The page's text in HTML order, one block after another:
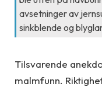
avsetninger av
sinkblende og
Tilsvarende
malmfunn.